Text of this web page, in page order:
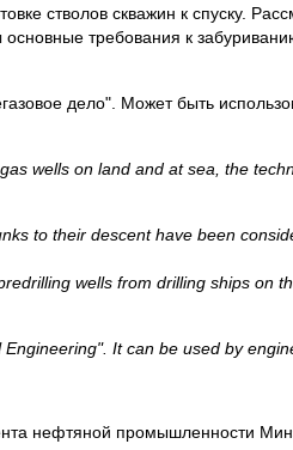
стволов скважин к спуску.
требования к
дело". Может быть
wells on land and at sea, the
to their descent have been
wells from drilling ships on
Engineering". It can be used by
нефтяной промышленности